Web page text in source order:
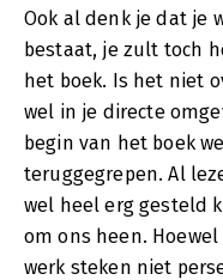
Ook al denk je dat je
bestaat, je zult toch
het boek. Is het niet
wel in je directe
begin van het boek
teruggegrepen. Al
wel heel erg gesteld
om ons heen.
werk steken niet